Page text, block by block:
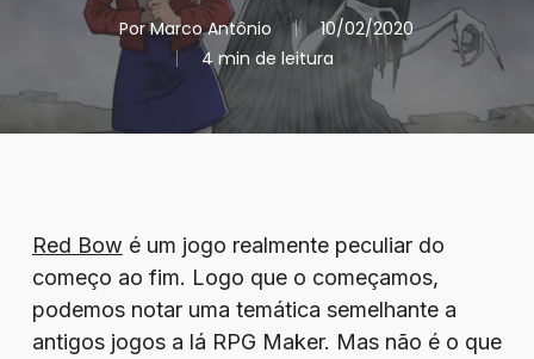
Por Marco Antônio
10/02/2020
4 min de leitura
Red Bow é um jogo realmente peculiar do
começo ao fim. Logo que o começamos,
podemos notar uma temática semelhante a
antigos jogos a lá RPG Maker. Mas não é o que